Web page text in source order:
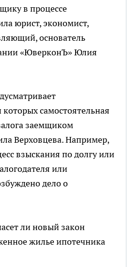
в процессе
юрист, экономист,
основатель
«ЮверконЪ» Юлия
которых самостоятельная
заемщиком
Верховцева. Например,
взыскания по долгу или
или
дело о
ли новый закон
жилье ипотечника